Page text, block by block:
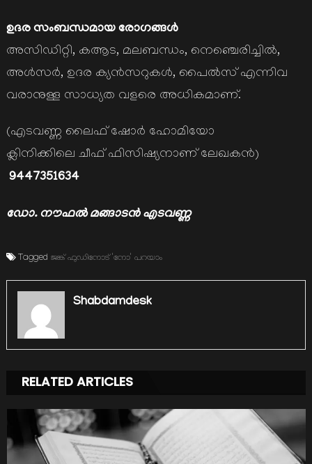
ഉദര സംബന്ധമായ രോഗങ്ങള്‍
അസിഡിറ്റി, കആട, മലബന്ധം, നെഞ്ചെരിച്ചില്‍,
അള്‍സര്‍, ഉദര ക്യന്‍സറുകള്‍, പൈല്‍സ് എന്നിവ
വരാനുള്ള സാധ്യത വളരെ അധികമാണ്.
(എടവണ്ണ ലൈഫ് ഷോര്‍ ഹോമിയോ
ക്ലിനിക്കിലെ ചീഫ് ഫിസിഷ്യനാണ് ലേഖകന്‍)
9447351634
ഡോ. നൗഫല്‍ മങ്ങാടന്‍ എടവണ്ണ
Tagged ജങ്ക് ഫുഡിനോട് 'നോ' പറയാം
Shabdamdesk
RELATED ARTICLES